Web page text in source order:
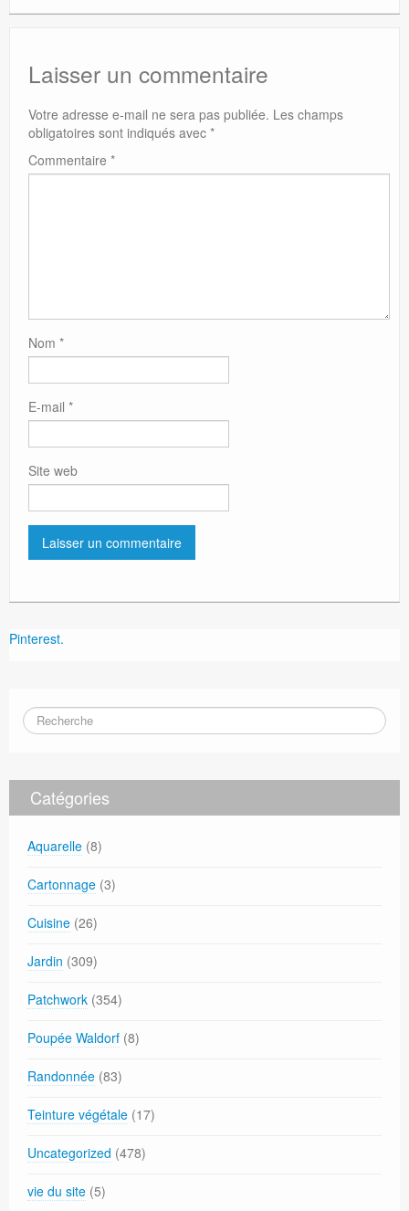
Laisser un commentaire
Votre adresse e-mail ne sera pas publiée. Les champs
obligatoires sont indiqués avec *
Commentaire *
Nom *
E-mail *
Site web
Pinterest.
Catégories
Aquarelle (8)
Cartonnage (3)
Cuisine (26)
Jardin (309)
Patchwork (354)
Poupée Waldorf (8)
Randonnée (83)
Teinture végétale (17)
Uncategorized (478)
vie du site (5)